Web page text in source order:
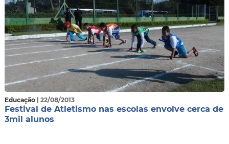
Educação | 22/08/2013
Festival de Atletismo nas escolas envolve cerca de
3mil alunos